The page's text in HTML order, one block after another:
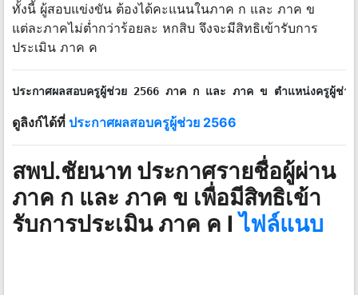
ทั้งนี้ ผู้สอบแข่งขัน ต้องได้คะแนนในภาค ก และ ภาค ข
แต่ละภาคไม่ต่ำกว่าร้อยละ หกสิบ จึงจะมีสิทธิเข้ารับการ
ประเมิน ภาค ค
ประกาศผลสอบครูผู้ช่วย 2566 ภาค ก และ ภาค ข ตำแหน่งครูผู้ช่ว
ดูลิงก์ได้ที่ ประกาศผลสอบครูผู้ช่วย 2566
สพป.ชัยนาท ประกาศรายชื่อผู้ผ่าน
ภาค ก และ ภาค ข เพื่อมีสิทธิเข้า
รับการประเมิน ภาค ค Iไฟล์แนบ